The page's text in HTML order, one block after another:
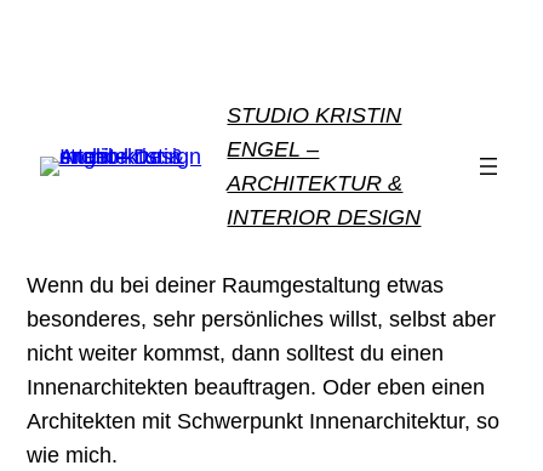
STUDIO KRISTIN
ENGEL –
ARCHITEKTUR &
INTERIOR DESIGN
Wenn du bei deiner Raumgestaltung etwas
besonderes, sehr persönliches willst, selbst aber
nicht weiter kommst, dann solltest du einen
Innenarchitekten beauftragen. Oder eben einen
Architekten mit Schwerpunkt Innenarchitektur, so
wie mich.